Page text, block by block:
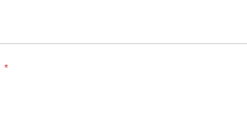
*